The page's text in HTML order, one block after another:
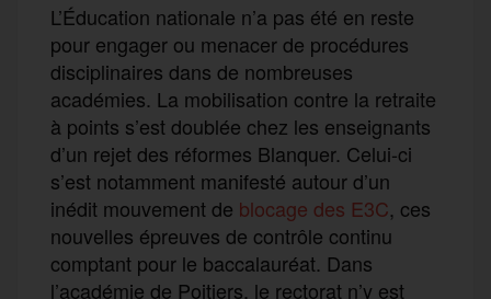
L’Éducation nationale n’a pas été en reste
pour engager ou menacer de procédures
disciplinaires dans de nombreuses
académies. La mobilisation contre la retraite
à points s’est doublée chez les enseignants
d’un rejet des réformes Blanquer. Celui-ci
s’est notamment manifesté autour d’un
inédit mouvement de blocage des E3C, ces
nouvelles épreuves de contrôle continu
comptant pour le baccalauréat. Dans
l’académie de Poitiers, le rectorat n’y est